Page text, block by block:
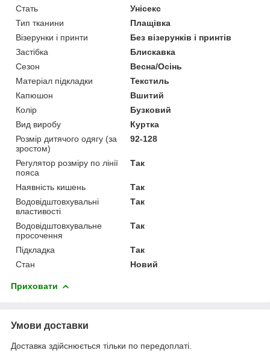
Стать
Унісекс
Тип тканини
Плащівка
Візерунки і принти
Без візерунків і принтів
Застібка
Блискавка
Сезон
Весна/Осінь
Матеріал підкладки
Текстиль
Капюшон
Вшитий
Колір
Бузковий
Вид виробу
Куртка
Розмір дитячого одягу (за
зростом)
92-128
Регулятор розміру по лінії
пояса
Так
Наявність кишень
Так
Водовідштовхувальні
властивості
Так
Водовідштовхувальне
просочення
Так
Підкладка
Так
Стан
Новий
Приховати
Умови доставки
Доставка здійснюється тільки по передоплаті.